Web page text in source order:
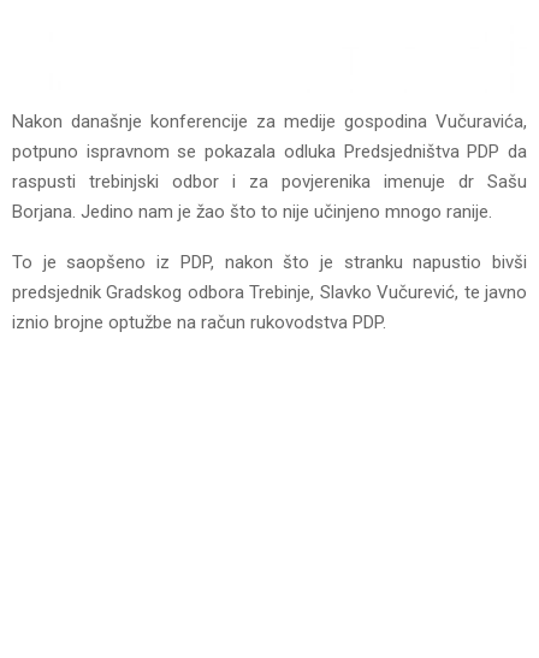
Nakon današnje konferencije za medije gospodina Vučuravića,
potpuno ispravnom se pokazala odluka Predsjedništva PDP da
raspusti trebinjski odbor i za povjerenika imenuje dr Sašu
Borjana. Jedino nam je žao što to nije učinjeno mnogo ranije.
To je saopšeno iz PDP, nakon što je stranku napustio bivši
predsjednik Gradskog odbora Trebinje, Slavko Vučurević, te javno
iznio brojne optužbe na račun rukovodstva PDP.